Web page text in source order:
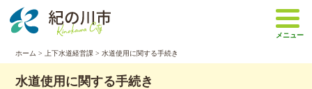
メニュー
ホーム > 上下水道経営課 > 水道使用に関する手続き
水道使用に関する手続き